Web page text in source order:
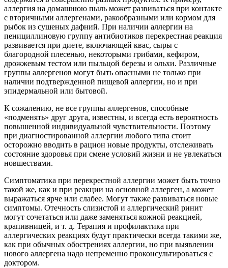
аллергия на домашнюю пыль может развиваться при контакте
с вторичными аллергенами, ракообразными или кормом для
рыбок из сушеных дафний. При наличии аллергии на
пенициллиновую группу антибиотиков перекрестная реакция
развивается при диете, включающей квас, сыры с
благородной плесенью, некоторыми грибами, кефиром,
дрожжевым тестом или пыльцой березы и ольхи. Различные
группы аллергенов могут быть опасными не только при
наличии подтвержденной пищевой аллергии, но и при
эпидермальной или бытовой.
К сожалению, не все группы аллергенов, способные
«подменять» друг друга, известны, и всегда есть вероятность
повышенной индивидуальной чувствительности. Поэтому
при диагностированной аллергии любого типа стоит
осторожно вводить в рацион новые продукты, отслеживать
состояние здоровья при смене условий жизни и не увлекаться
новшествами.
Симптоматика при перекрестной аллергии может быть точно
такой же, как и при реакции на основной аллерген, а может
выражаться ярче или слабее. Могут также развиваться новые
симптомы. Отечность слизистой и аллергический ринит
могут сочетаться или даже заменяться кожной реакцией,
крапивницей, и т. д. Терапия и профилактика при
аллергических реакциях будут практически всегда такими же,
как при обычных обострениях аллергии, но при выявлении
нового аллергена надо непременно проконсультироваться с
доктором.